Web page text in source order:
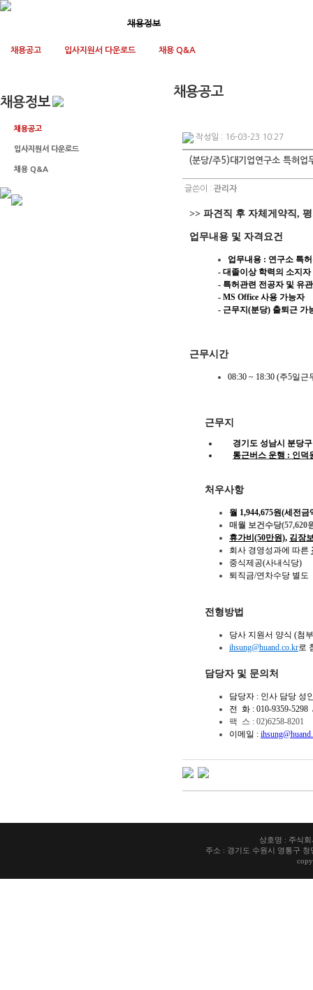
채용정보
채용공고 입사지원서 다운로드 채용 Q&A
채용정보
채용공고
입사지원서 다운로드
채용 Q&A
채용공고
작성일 : 16-03-23 10:27
(분당/주5)대기업연구소 특허업
글쓴이 : 관리자
>> 파견직 후 자체게약직,
업무내용 및 자격요건
업무내용 : 연구소 특
- 대졸이상 학력의 소지자
- 특허관련 전공자 및 유관
- MS Office 사용 가능자
- 근무지(분당) 출퇴근 가
근무시간
08:30 ~ 18:30 (주5일
근무지
경기도 성남시 분당
통근버스 운행 : 인덕
처우사항
월 1,944,675원(세전금
매월 보건수당(57,620
휴가비(50만원), 김장
회사 경영성과에 따른
중식제공(사내식당)
퇴직금/연차수당 별도
전형방법
당사 지원서 양식 (첨
ihsung@huand.co.kr로
담당자 및 문의처
담당자 : 인사 담당 성
전 화 : 010-9359-5298
팩 스 : 02)6258-8201
이메일 :
상호명 : 주식
주소 : 경기도 수원시 영통구